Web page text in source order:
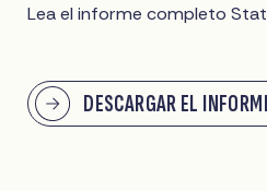
Lea el informe completo
DESCARGAR EL